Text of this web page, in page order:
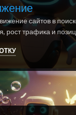
сайтов в
рост трафика и